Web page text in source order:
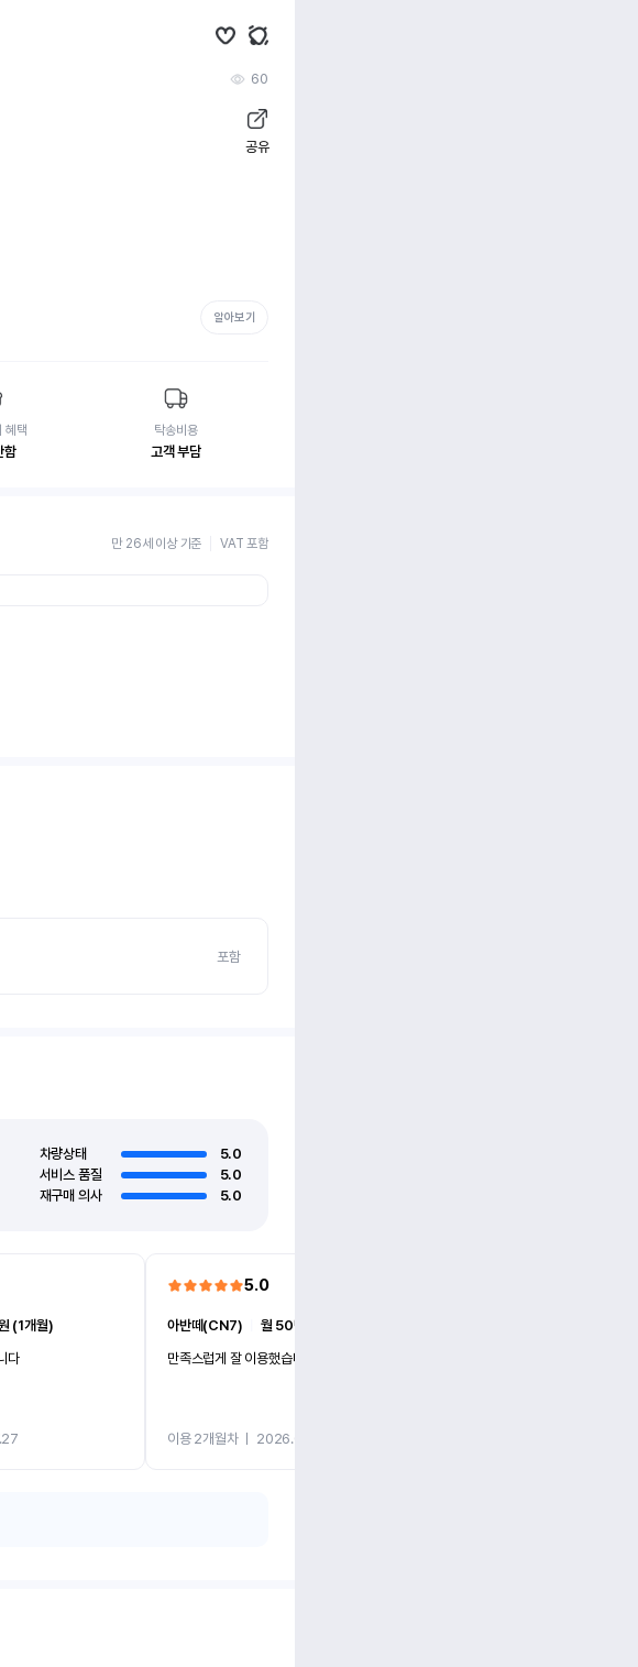
60
공유
알아보기
혜택
함
탁송비용
고객 부담
만 26세 이상 기준 VAT 포함
포함
차량상태
5.0
서비스 품질
5.0
재구매 의사
5.0
(1개월)
다
5.0
아반떼(CN7)
월 50만원 (1개월)
만족스럽게 잘 이용했습니다
이용 2개월차ㅣ 2026.07.27